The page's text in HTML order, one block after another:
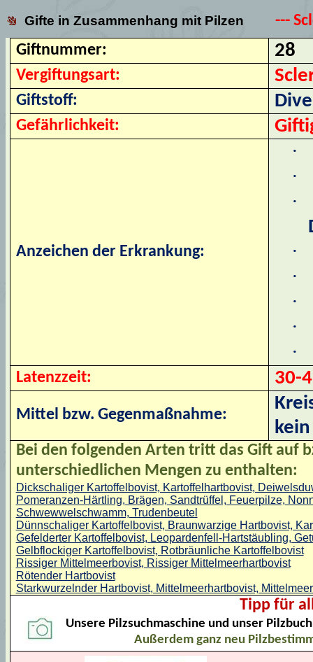
Gifte in Zusammenhang mit Pilzen
---
Giftnummer:
28
Vergiftungsart:
Giftstoff:
Gefährlichkeit:
Anzeichen der Erkrankung:
·
·
·
·
·
·
·
·
Latenzzeit: 30-
Mittel bzw. Gegenmaßnahme:
Bei den folgenden Arten tritt das Gift auf
unterschiedlichen Mengen zu enthalten:
Dickschaliger Kartoffelbovist, Kartoffelhartbovist,
Pomeranzen-Härtling, Brägen, Sandtrüffel, Feuerpilze,
Schwewwelschwamm, Trudenbeutel
Dünnschaliger Kartoffelbovist, Braunwarzige Hartbovist,
Gefelderter Kartoffelbovist, Leopardenfell-Hartstäubling,
Gelbflockiger Kartoffelbovist, Rotbräunliche Kartoffelbovist
Rissiger Mittelmeerbovist, Rissiger Mittelmeerhartbovist
Rötender Hartbovist
Starkwurzelnder Hartbovist, Mittelmeerhartbovist,
Tipp für
Unsere Pilzsuchmaschine und unser
Außerdem ganz neu